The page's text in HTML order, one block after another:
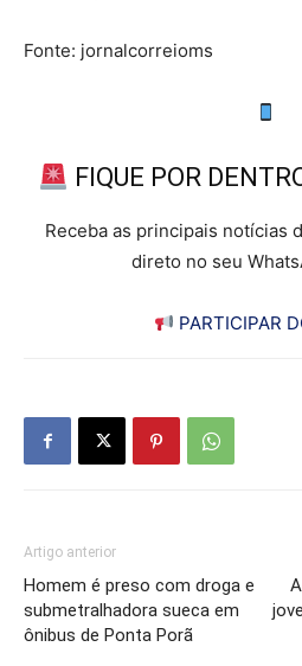
Fonte: jornalcorreioms
FIQUE POR
Receba as principais notícias
direto no seu
PARTICIPAR
Artigo anterior
Homem é preso com droga e
submetralhadora sueca em
ônibus de Ponta Porã